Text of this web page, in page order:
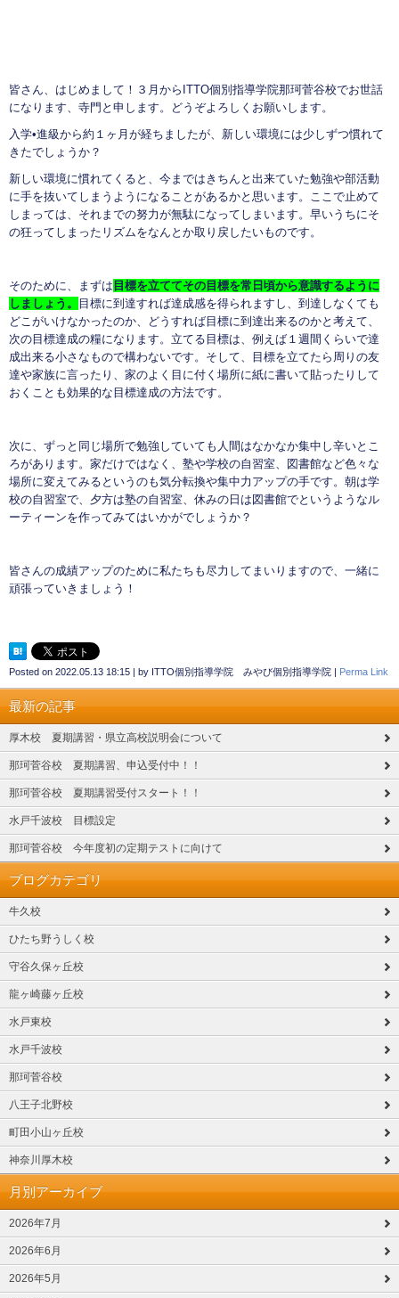
皆さん、はじめまして！３月からITTO個別指導学院那珂菅谷校でお世話
になります、寺門と申します。どうぞよろしくお願いします。
入学•進級から約１ヶ月が経ちましたが、新しい環境には少しずつ慣れて
きたでしょうか？
新しい環境に慣れてくると、今まではきちんと出来ていた勉強や部活動
に手を抜いてしまうようになることがあるかと思います。ここで止めて
しまっては、それまでの努力が無駄になってしまいます。早いうちにそ
の狂ってしまったリズムをなんとか取り戻したいものです。
そのために、まずは 目標を立ててその目標を常日頃から意識するように
しましょう。
目標に到達すれば達成感を得られますし、到達しなくても
どこがいけなかったのか、どうすれば目標に到達出来るのかと考えて、
次の目標達成の糧になります。立てる目標は、例えば１週間くらいで達
成出来る小さなもので構わないです。そして、目標を立てたら周りの友
達や家族に言ったり、家のよく目に付く場所に紙に書いて貼ったりして
おくことも効果的な目標達成の方法です。
次に、ずっと同じ場所で勉強していても人間はなかなか集中し辛いとこ
ろがあります。家だけではなく、塾や学校の自習室、図書館など色々な
場所に変えてみるというのも気分転換や集中力アップの手です。朝は学
校の自習室で、夕方は塾の自習室、休みの日は図書館でというようなル
ーティーンを作ってみてはいかがでしょうか？
皆さんの成績アップのために私たちも尽力してまいりますので、一緒に
頑張っていきましょう！
Posted on 2022.05.13 18:15 | by ITTO個別指導学院 みやび個別指導学院 | Perma Link
最新の記事
厚木校 夏期講習・県立高校説明会について
那珂菅谷校 夏期講習、申込受付中！！
那珂菅谷校 夏期講習受付スタート！！
水戸千波校 目標設定
那珂菅谷校 今年度初の定期テストに向けて
ブログカテゴリ
牛久校
ひたち野うしく校
守谷久保ヶ丘校
龍ヶ崎藤ヶ丘校
水戸東校
水戸千波校
那珂菅谷校
八王子北野校
町田小山ヶ丘校
神奈川厚木校
月別アーカイブ
2026年7月
2026年6月
2026年5月